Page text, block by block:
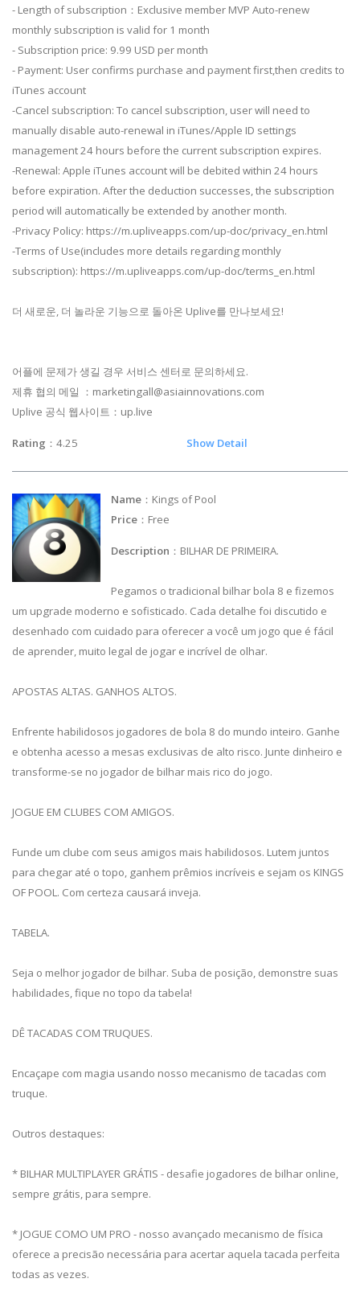
- Length of subscription：Exclusive member MVP Auto-renew
monthly subscription is valid for 1 month
- Subscription price: 9.99 USD per month
- Payment: User confirms purchase and payment first,then credits to
iTunes account
-Cancel subscription: To cancel subscription, user will need to
manually disable auto-renewal in iTunes/Apple ID settings
management 24 hours before the current subscription expires.
-Renewal: Apple iTunes account will be debited within 24 hours
before expiration. After the deduction successes, the subscription
period will automatically be extended by another month.
-Privacy Policy: https://m.upliveapps.com/up-doc/privacy_en.html
-Terms of Use(includes more details regarding monthly
subscription): https://m.upliveapps.com/up-doc/terms_en.html
더 새로운, 더 놀라운 기능으로 돌아온 Uplive를 만나보세요!
어플에 문제가 생길 경우 서비스 센터로 문의하세요.
제휴 협의 메일 ： marketingall@asiainnovations.com
Uplive 공식 웹사이트：up.live
Rating ：4.25 Show Detail
Name ：Kings of Pool
Price ：Free
Description ：BILHAR DE PRIMEIRA.
Pegamos o tradicional bilhar bola 8 e fizemos
um upgrade moderno e sofisticado. Cada detalhe foi discutido e
desenhado com cuidado para oferecer a você um jogo que é fácil
de aprender, muito legal de jogar e incrível de olhar.
APOSTAS ALTAS. GANHOS ALTOS.
Enfrente habilidosos jogadores de bola 8 do mundo inteiro. Ganhe
e obtenha acesso a mesas exclusivas de alto risco. Junte dinheiro e
transforme-se no jogador de bilhar mais rico do jogo.
JOGUE EM CLUBES COM AMIGOS.
Funde um clube com seus amigos mais habilidosos. Lutem juntos
para chegar até o topo, ganhem prêmios incríveis e sejam os KINGS
OF POOL. Com certeza causará inveja.
TABELA.
Seja o melhor jogador de bilhar. Suba de posição, demonstre suas
habilidades, fique no topo da tabela!
DÊ TACADAS COM TRUQUES.
Encaçape com magia usando nosso mecanismo de tacadas com
truque.
Outros destaques:
* BILHAR MULTIPLAYER GRÁTIS - desafie jogadores de bilhar online,
sempre grátis, para sempre.
* JOGUE COMO UM PRO - nosso avançado mecanismo de física
oferece a precisão necessária para acertar aquela tacada perfeita
todas as vezes.